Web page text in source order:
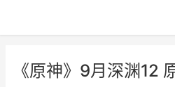
《原神》9月深渊12